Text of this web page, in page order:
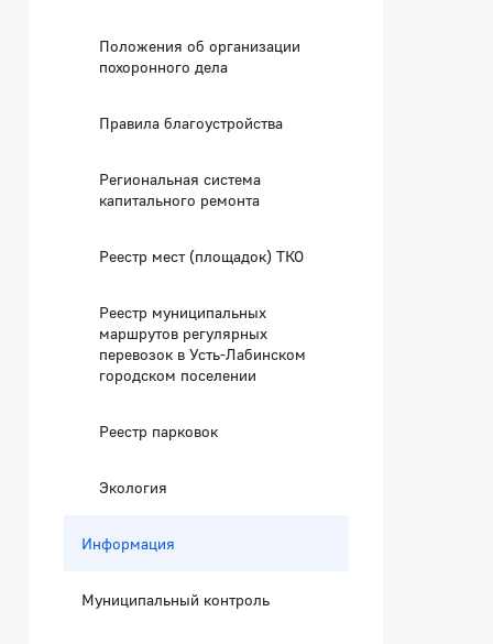
Положения об организации
похоронного дела
Правила благоустройства
Региональная система
капитального ремонта
Реестр мест (площадок) ТКО
Реестр муниципальных
маршрутов регулярных
перевозок в Усть-Лабинском
городском поселении
Реестр парковок
Экология
Информация
Муниципальный контроль